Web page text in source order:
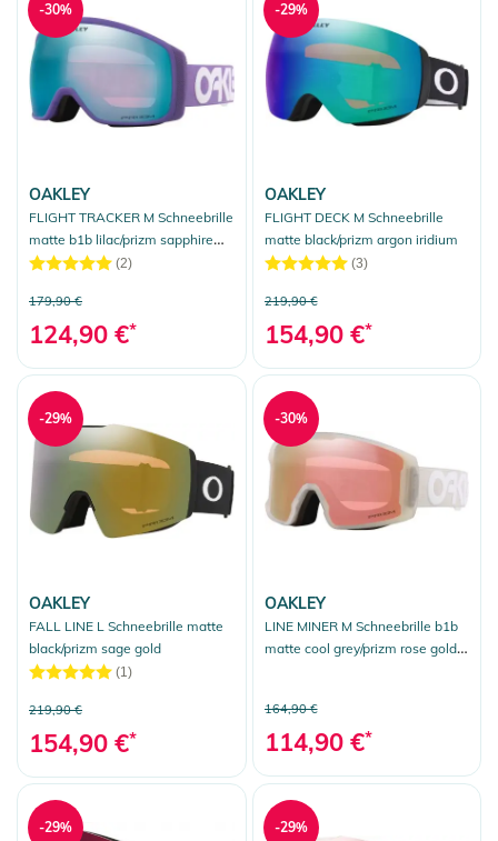
OAKLEY
FLIGHT TRACKER M Schneebrille
matte b1b lilac/prizm sapphire
iridium
(2)
179,90 €
124,90 €*
-30%
OAKLEY
FLIGHT DECK M Schneebrille
matte black/prizm argon iridium
(3)
219,90 €
154,90 €*
-29%
OAKLEY
FALL LINE L Schneebrille matte
black/prizm sage gold
(1)
219,90 €
154,90 €*
-29%
OAKLEY
LINE MINER M Schneebrille b1b
matte cool grey/prizm rose gold
164,90 €
114,90 €*
-30%
-29% -29%